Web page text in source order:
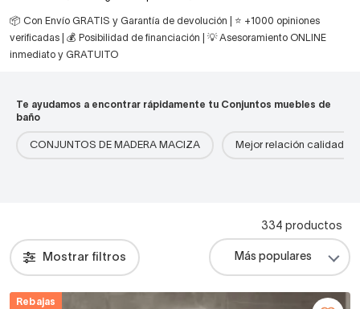
📦 Con Envío GRATIS y Garantía de devolución | ⭐ +1000 opiniones
verificadas | 💰 Posibilidad de financiación | 💡 Asesoramiento ONLINE
inmediato y GRATUITO
Te ayudamos a encontrar rápidamente tu Conjuntos muebles de
baño
CONJUNTOS DE MADERA MACIZA Mejor relación calidad-
Mostrar filtros
334 productos
Rebajas